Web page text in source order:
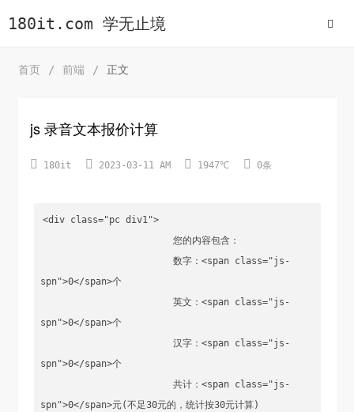
180it.com 学无止境
首页 / 前端 / 正文
js 录音文本报价计算
 180it  2023-03-11 AM  1947℃  0条
<div class="pc div1">
spn">0</span>个
spn">0</span>个
spn">0</span>个
spn">0</span>元(不足30元的，统计按30元计算)